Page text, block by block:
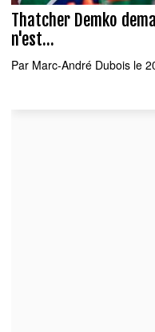
Thatcher Demko
n'est...
Par Marc-André Dubois le